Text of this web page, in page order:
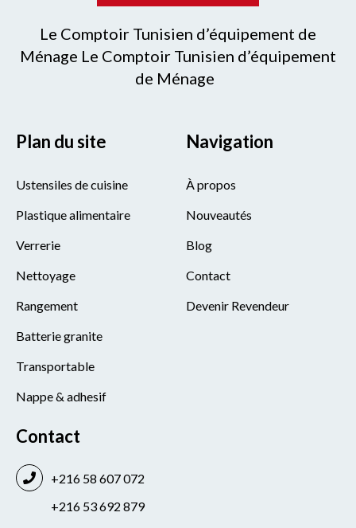
Le Comptoir Tunisien d’équipement de
Ménage Le Comptoir Tunisien d’équipement
de Ménage
Plan du site
Ustensiles de cuisine
Plastique alimentaire
Verrerie
Nettoyage
Rangement
Batterie granite
Transportable
Nappe & adhesif
Navigation
À propos
Nouveautés
Blog
Contact
Devenir Revendeur
Contact
+216 58 607 072
+216 53 692 879